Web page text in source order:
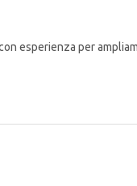
esperienza per